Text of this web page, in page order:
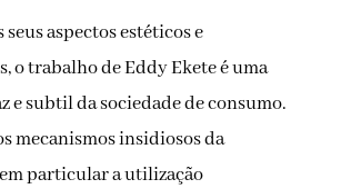
seus aspectos estéticos e
o trabalho de Eddy Ekete é uma
e subtil da sociedade de consumo.
mecanismos insidiosos da
particular a utilização